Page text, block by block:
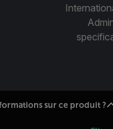
sur ce produit ?